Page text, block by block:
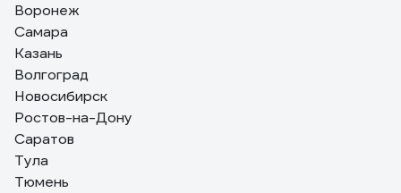
Михаил Б.
Качество отлично, описанию на сайте соответствует.
Приехал в пункт выдачи быстро. Цена приемлимая.
Воронеж
Самара
Казань
Волгоград
Новосибирск
Ростов-на-Дону
Саратов
Тула
Тюмень